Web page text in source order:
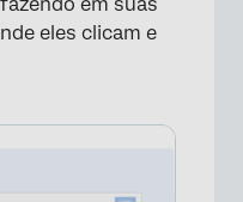
eles clicam e